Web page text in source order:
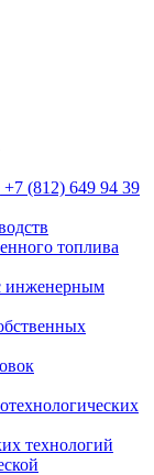
+7 (812) 649 94 39
топлива
инженерным
технологий